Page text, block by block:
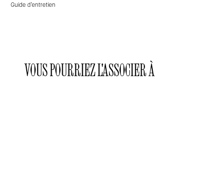
Guide d’entretien
VOUS POURRIEZ L'ASSOCIER À